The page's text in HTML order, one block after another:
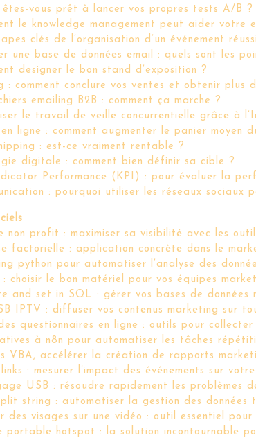
vous prêt à lancer vos propres tests A/B ?
le knowledge management peut aider votre
clés de l’organisation d’un événement
une base de données email : quels sont les
designer le bon stand d’exposition ?
: comment conclure vos ventes et obtenir plus
emailing B2B : comment ça marche ?
le travail de veille concurrentielle grâce à
en ligne : comment augmenter le panier moyen
: est-ce vraiment rentable ?
digitale : comment bien définir sa cible ?
Performance (KPI) : pour évaluer la
: pourquoi utiliser les réseaux sociaux
non profit : maximiser sa visibilité avec les
factorielle : application concrète dans le
python pour automatiser l’analyse des
: choisir le bon matériel pour vos équipes
and set in SQL : gérer vos bases de données
IPTV : diffuser vos contenus marketing sur
questionnaires en ligne : outils pour collecter
à n8n pour automatiser les tâches
VBA, accélérer la création de rapports
: mesurer l’impact des événements sur
USB : résoudre rapidement les problèmes
string : automatiser la gestion des données
des visages sur une vidéo : outil essentiel pour
portable hotspot : la solution incontournable